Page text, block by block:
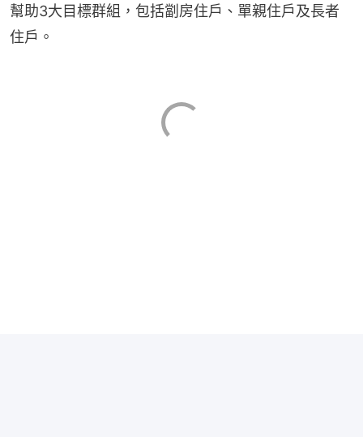
幫助3大目標群組，包括劏房住戶、單親住戶及長者
住戶。